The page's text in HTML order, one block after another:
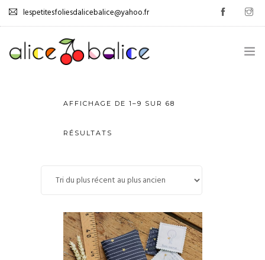
lespetitesfoliesdalicebalice@yahoo.fr
LIVRE D’OR
AFFICHAGE DE 1–9 SUR 68
RÉSULTATS